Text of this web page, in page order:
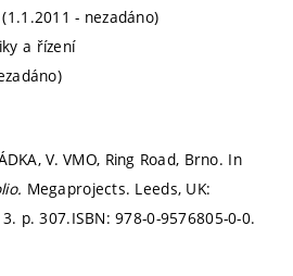
- nezadáno)
a řízení
V. VMO, Ring Road, Brno. In
Megaprojects. Leeds, UK:
p. 307.ISBN: 978-0-9576805-0-0.